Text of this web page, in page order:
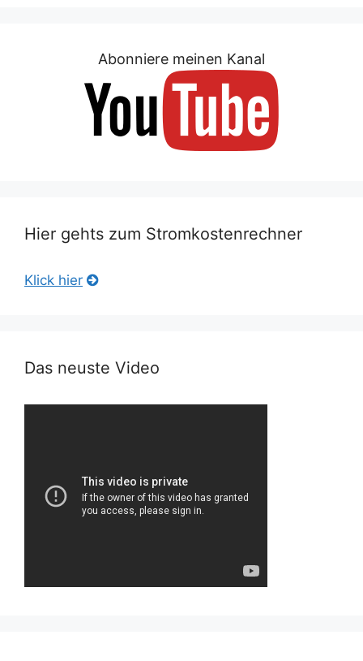
Abonniere meinen Kanal
Hier gehts zum Stromkostenrechner
Klick hier
Das neuste Video